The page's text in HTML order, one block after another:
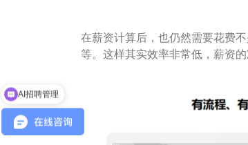
在薪资计算后，也仍然需要花费
等。这样其实效率非常低，薪资
AI招聘管理